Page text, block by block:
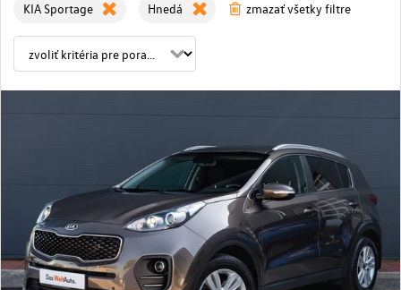
KIA Sportage Hnedá zmazať všetky filtre